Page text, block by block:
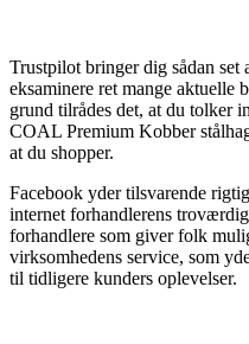
Trustpilot bringer dig sådan
eksaminere ret mange aktuelle
grund tilrådes det, at du tolker
COAL Premium Kobber
at du shopper.
Facebook yder tilsvarende
internet forhandlerens
forhandlere som giver folk
virksomhedens service, som
til tidligere kunders oplevelser.